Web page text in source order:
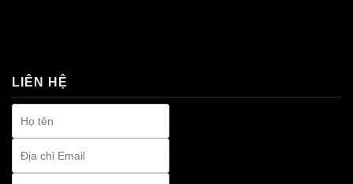
LIÊN HỆ